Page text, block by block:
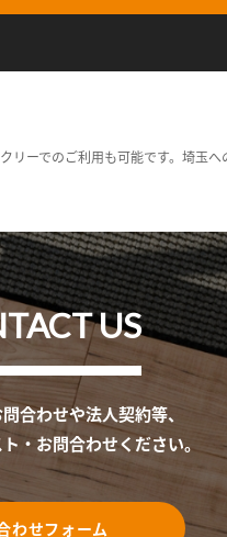
ーでのご利用も可能です。埼玉
US
合わせや法人契約等、
・お問合わせください。
わせフォーム